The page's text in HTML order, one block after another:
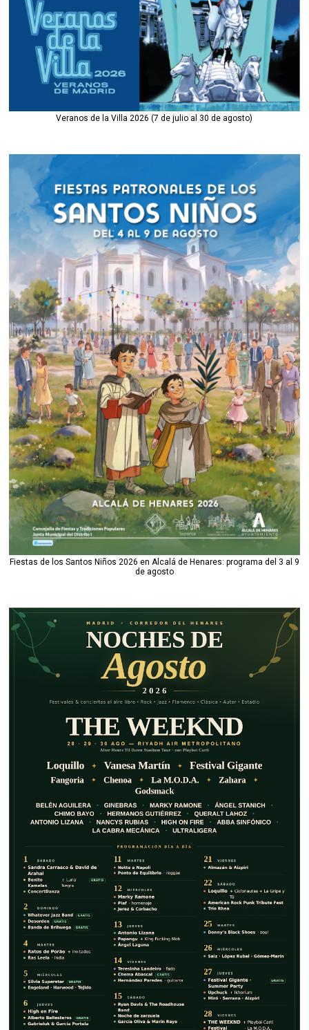
Veranos de la Villa 2026 (7 de julio al 30 de agosto)
Fiestas de los Santos Niños 2026 en Alcalá de Henares: programa del 3 al 9
de agosto